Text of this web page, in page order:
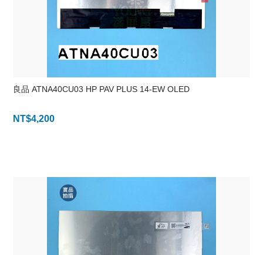
良品 ATNA40CU03 HP PAV PLUS 14-EW OLED
NT$4,200